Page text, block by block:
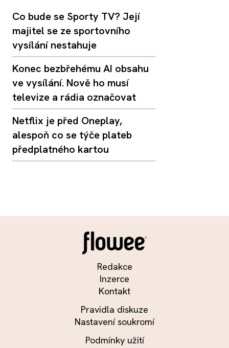
Co bude se Sporty TV? Její
majitel se ze sportovního
vysílání nestahuje
Konec bezbřehému AI obsahu
ve vysílání. Nově ho musí
televize a rádia označovat
Netflix je před Oneplay,
alespoň co se týče plateb
předplatného kartou
Redakce
Inzerce
Kontakt
Pravidla diskuze
Nastavení soukromí
Podmínky užití